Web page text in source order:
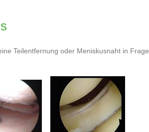
Teilentfernung oder Meniskusnaht in Frage.